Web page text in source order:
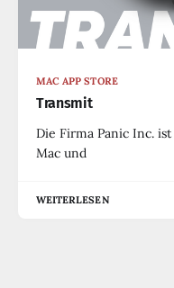
MAC APP STORE
Transmit
Die Firma Panic Inc.
Mac und
WEITERLESEN